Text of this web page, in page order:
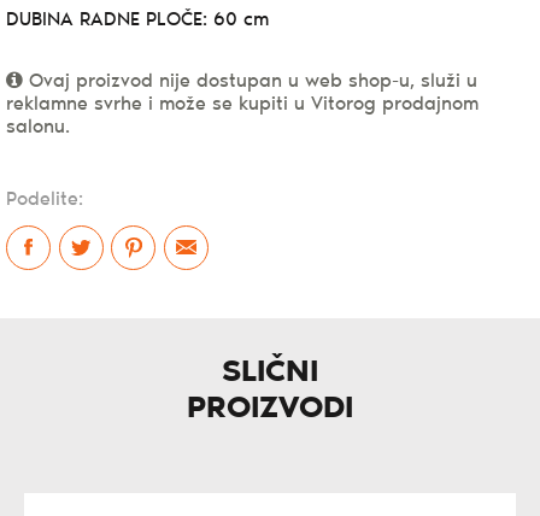
DUBINA RADNE PLOČE: 60 cm
Ovaj proizvod nije dostupan u web shop-u, služi u
reklamne svrhe i može se kupiti u Vitorog prodajnom
salonu.
Podelite:
SLIČNI
PROIZVODI